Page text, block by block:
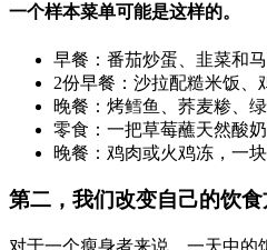
一个样本菜单可能是这样的。
早餐：番茄炒蛋、韭菜和
2份早餐：沙拉配糙米饭、
晚餐：烤鳕鱼、荞麦糁、绿
零食：一把草莓蘸天然酸
晚餐：鸡肉或火鸡冻，一
第二，我们改变自己的饮